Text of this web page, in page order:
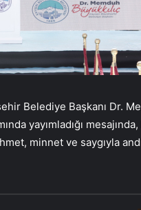
Belediye Başkanı Dr.
yayımladığı
minnet ve saygıyla